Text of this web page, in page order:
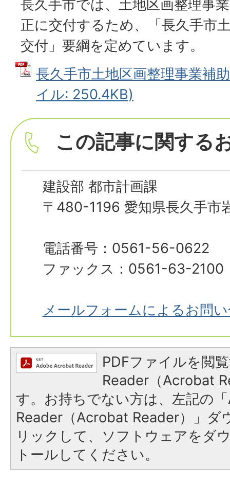
長久手市では、土地区画整理事
正に交付するため、「長久手市
交付」要綱を定めています。
長久手市土地区画整理事業補
イル: 250.4KB)
この記事に関する
建設部 都市計画課
〒480-1196 愛知県長久手市
電話番号：0561-56-0622
ファックス：0561-63-2100
メールフォームによるお問
PDFファイルを閲
Reader（Acrobat
す。お持ちでない方は、左記の
Reader（Acrobat Reader）」ダ
リックして、ソフトウェアをダ
トールしてください。